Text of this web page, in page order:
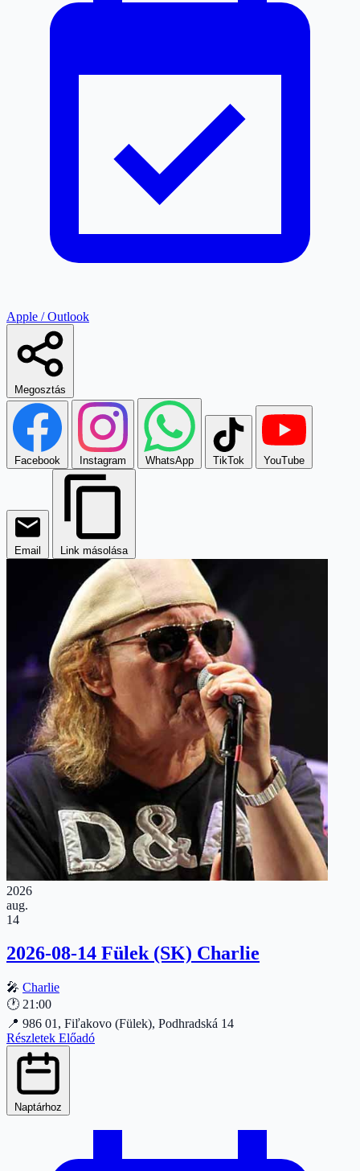
Apple / Outlook
Megosztás
Facebook Instagram WhatsApp TikTok YouTube
Email Link másolása
2026
aug.
14
2026-08-14 Fülek (SK) Charlie
🎤 Charlie
🕐 21:00
📍 986 01, Fiľakovo (Fülek), Podhradská 14
Részletek Előadó
Naptárhoz